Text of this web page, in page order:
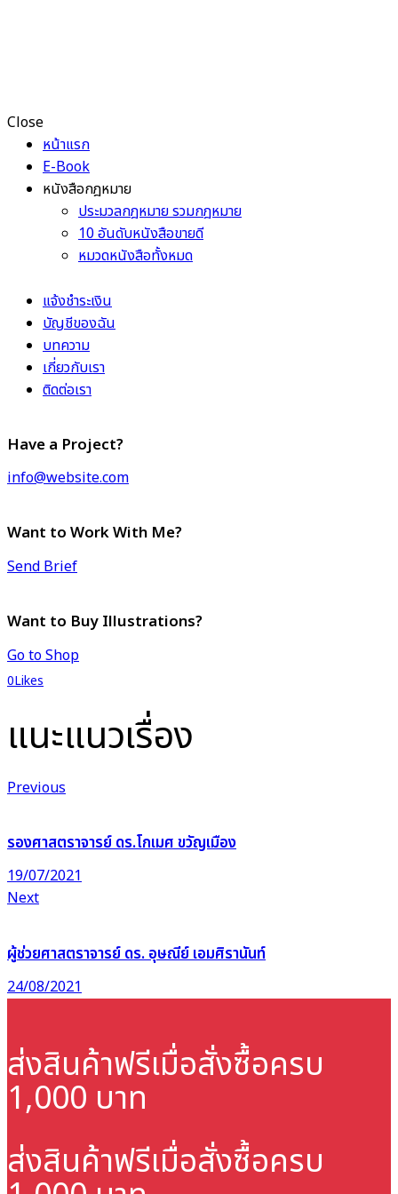
Close
หน้าแรก
E-Book
หนังสือกฎหมาย
ประมวลกฎหมาย รวมกฎหมาย
10 อันดับหนังสือขายดี
หมวดหนังสือทั้งหมด
แจ้งชำระเงิน
บัญชีของฉัน
บทความ
เกี่ยวกับเรา
ติดต่อเรา
Have a Project?
info@website.com
Want to Work With Me?
Send Brief
Want to Buy Illustrations?
Go to Shop
0Likes
แนะแนวเรื่อง
Previous
รองศาสตราจารย์ ดร.โกเมศ ขวัญเมือง
19/07/2021
Next
ผู้ช่วยศาสตราจารย์ ดร. อุษณีย์ เอมศิรานันท์
24/08/2021
ส่งสินค้าฟรีเมื่อสั่งซื้อครบ
1,000 บาท
ส่งสินค้าฟรีเมื่อสั่งซื้อครบ